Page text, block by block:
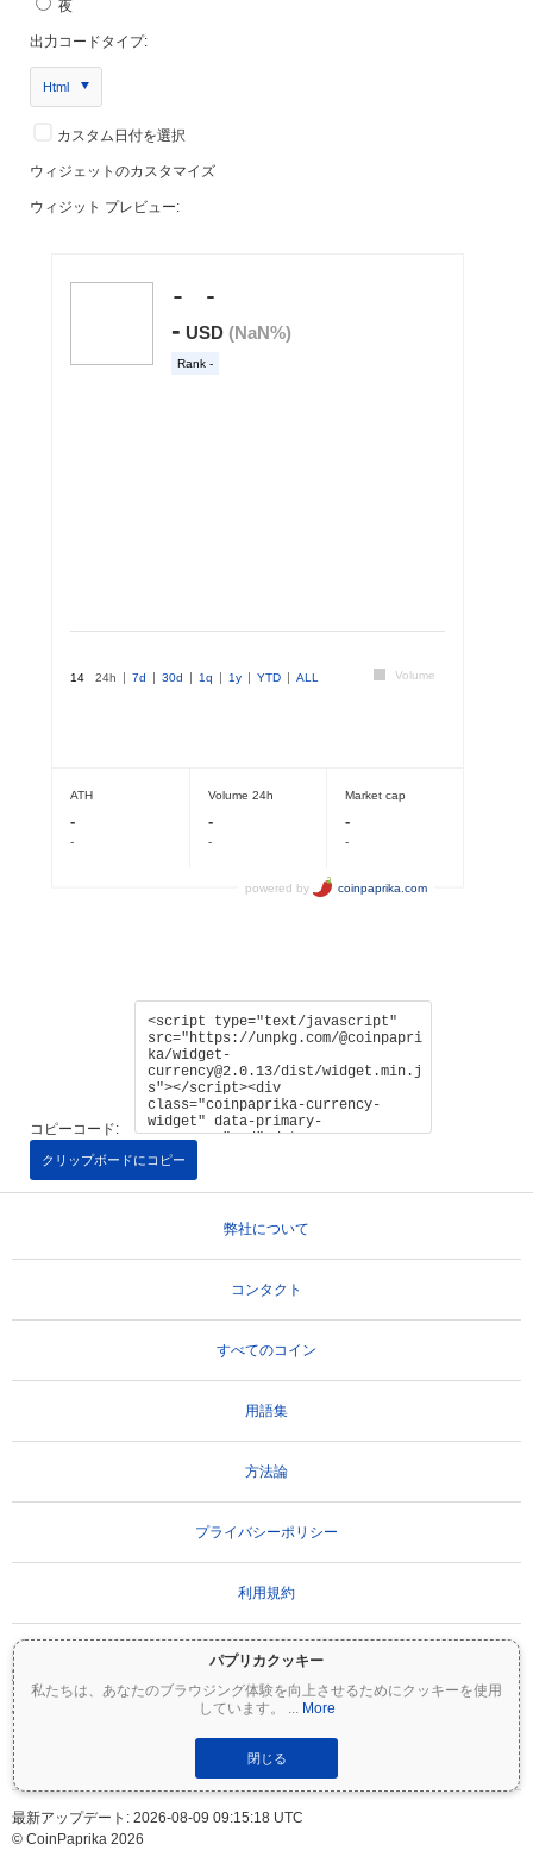
パプリカクッキー
私たちは、あなたのブラウジング体験を向上させるためにクッキーを使用
しています。
... More
閉じる
夜
出力コードタイプ:
Html
カスタム日付を選択
ウィジェットのカスタマイズ
ウィジット プレビュー:
コピーコード:
クリップボードにコピー
弊社について
コンタクト
すべてのコイン
用語集
方法論
プライバシーポリシー
利用規約
重要な免責事項：
す。投資額の一部または全額を失う可能性があります。Coinpaprikaのすべての情報は
情報提供のみを目的としており、財務または投資のアドバイスを構成するものではあ
りません。投資判断を行う前に、必ずご自身で調査（DYOR）を行い、資格のあるファ
イナンシャルアドバイザーに相談してください。Coinpaprikaは、この情報の使用に起
因するいかなる損失についても責任を負いません。
最新アップデート: 2026-08-09 09:15:18 UTC
© CoinPaprika 2026